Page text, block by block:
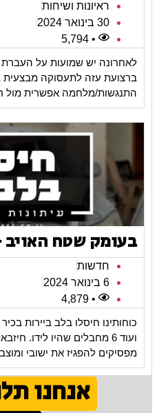
ראיונות ושיחות
30 בינואר 2024
• 5,794
לאחרונה יש שמועות על העברת
ברצועת עזה לתעסוקה מבצעית
התנגשות/מלחמה אפשרית מול
בעומק שטח האויב
חדשות
6 בינואר 2024
• 4,879
כוחותינו חיסלו בלב ביירות
ועוד 6 מחבלים שהיו לידו.
מפסיקים להפגיז את ישובי
אנחנו